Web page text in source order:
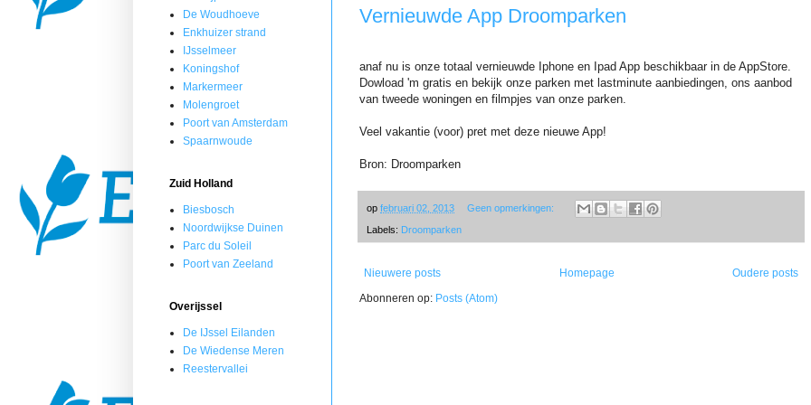
Vernieuwde App Droomparken
anaf nu is onze totaal vernieuwde Iphone en Ipad App beschikbaar in de AppStore.
Dowload 'm gratis en bekijk onze parken met lastminute aanbiedingen, ons aanbod
van tweede woningen en filmpjes van onze parken.
Veel vakantie (voor) pret met deze nieuwe App!
Bron: Droomparken
op februari 02, 2013 Geen opmerkingen:
Labels: Droomparken
Nieuwere posts Oudere posts
Homepage
Abonneren op: Posts (Atom)
De Woudhoeve
Enkhuizer strand
IJsselmeer
Koningshof
Markermeer
Molengroet
Poort van Amsterdam
Spaarnwoude
Zuid Holland
Biesbosch
Noordwijkse Duinen
Parc du Soleil
Poort van Zeeland
Overijssel
De IJssel Eilanden
De Wiedense Meren
Reestervallei